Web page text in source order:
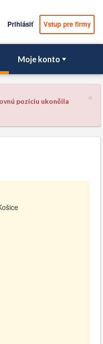
Prihlásiť Vstup pre firmy
Moje konto
×
pozíciu ukončila